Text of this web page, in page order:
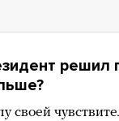
решил
своей